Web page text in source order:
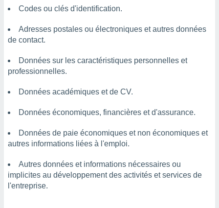
Codes ou clés d'identification.
Adresses postales ou électroniques et autres données
de contact.
Données sur les caractéristiques personnelles et
professionnelles.
Données académiques et de CV.
Données économiques, financières et d'assurance.
Données de paie économiques et non économiques et
autres informations liées à l'emploi.
Autres données et informations nécessaires ou
implicites au développement des activités et services de
l'entreprise.